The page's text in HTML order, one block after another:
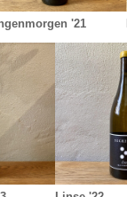
'21